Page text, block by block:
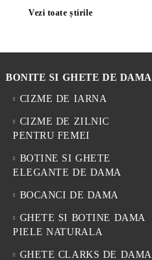
Vezi toate știrile
BONITE SI GHETE DE DAMA
CIZME DE IARNA
CIZME DE ZILNIC
PENTRU FEMEI
BOTINE SI GHETE
ELEGANTE DE DAMA
BOCANCI DE DAMA
GHETE SI BOTINE DAMA
PIELE NATURALA
GHETE CLARKS DE DAMA